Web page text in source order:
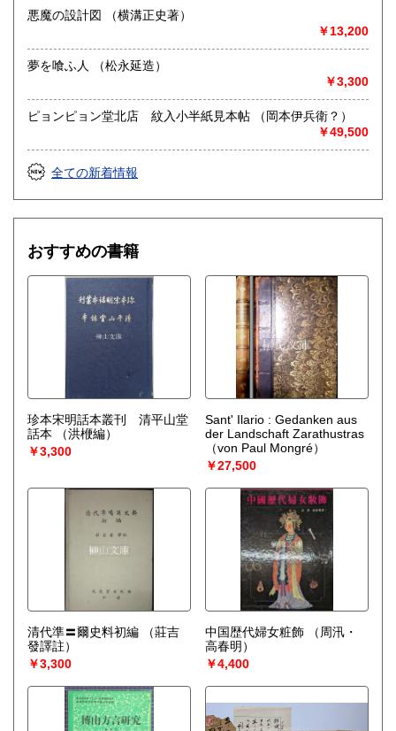
悪魔の設計図 （横溝正史著）
￥13,200
夢を喰ふ人 （松永延造）
￥3,300
ピョンピョン堂北店 紋入小半紙見本帖 （岡本伊兵衛？）
￥49,500
全ての新着情報
おすすめの書籍
珍本宋明話本叢刊 清平山堂
話本
（洪楩編）
￥3,300
Sant' Ilario : Gedanken aus
der Landschaft Zarathustras
（von Paul Mongré）
￥27,500
清代準〓爾史料初編
（莊吉
發譯註）
￥3,300
中国歴代婦女粧飾
（周汛・
高春明）
￥4,400